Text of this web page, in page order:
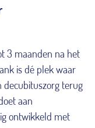
3 maanden na het
is dé plek waar
terug
aan
ontwikkeld met